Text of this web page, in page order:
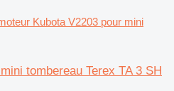
Kubota V2203 pour mini
tombereau Terex TA 3 SH